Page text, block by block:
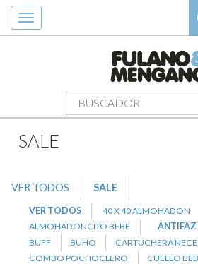
Toggle
navigation
SALE>ANTIFAZ
SALE
VER TODOS SALE
VER TODOS 40 X 40 ALMOHADON
ALMOHADONCITO BEBE
ANTIFAZ
BUFF
BUHO CARTUCHERA
COMBO POCHOCLERO
CUELLO